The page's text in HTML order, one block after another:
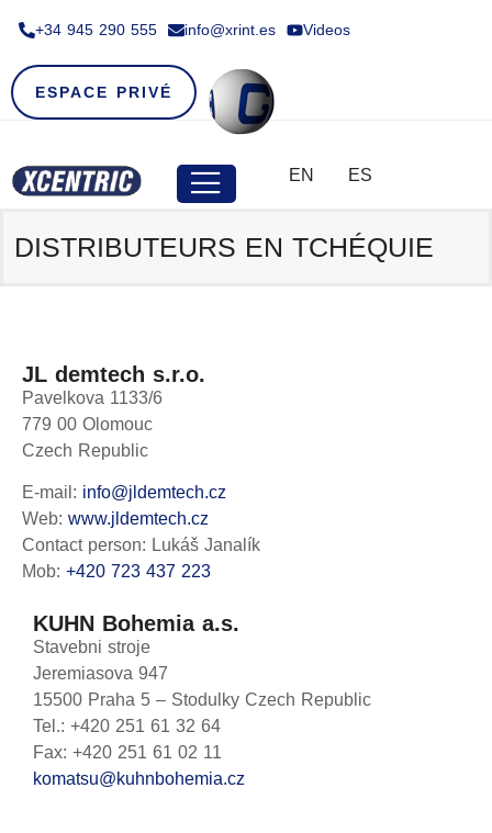
+34 945 290 555​ info@xrint.es Videos
ESPACE PRIVÉ
EN ES
DISTRIBUTEURS EN TCHÉQUIE
JL demtech s.r.o.
Pavelkova 1133/6
779 00 Olomouc
Czech Republic
E-mail: info@jldemtech.cz
Web: www.jldemtech.cz
Contact person: Lukáš Janalík
Mob: +420 723 437 223
KUHN Bohemia a.s.
Stavebni stroje
Jeremiasova 947
15500 Praha 5 – Stodulky Czech Republic
Tel.: +420 251 61 32 64
Fax: +420 251 61 02 11
komatsu@kuhnbohemia.cz